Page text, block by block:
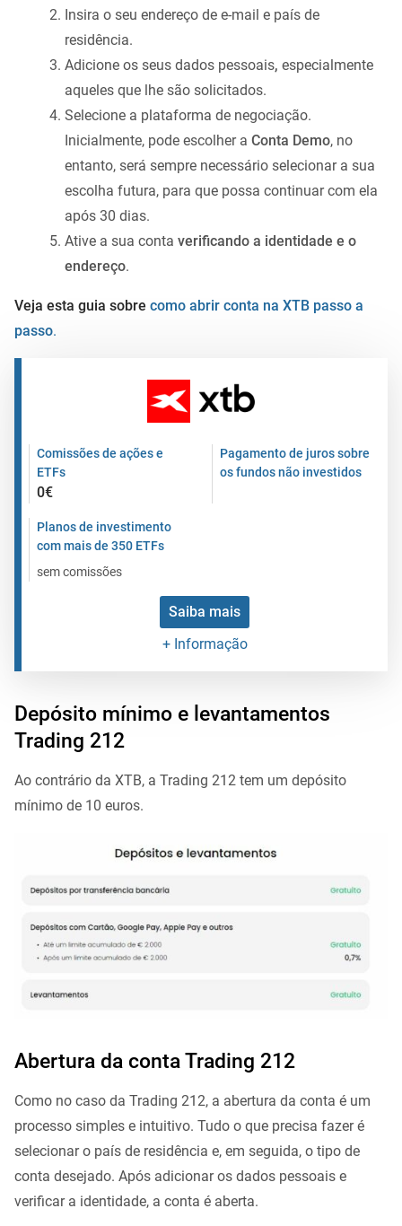
Insira o seu endereço de e-mail e país de
residência.
Adicione os seus dados pessoais, especialmente
aqueles que lhe são solicitados.
Selecione a plataforma de negociação.
Inicialmente, pode escolher a Conta Demo, no
entanto, será sempre necessário selecionar a sua
escolha futura, para que possa continuar com ela
após 30 dias.
Ative a sua conta verificando a identidade e o
endereço.
Veja esta guia sobre como abrir conta na XTB passo a
passo.
Comissões de ações e
ETFs
0€
Pagamento de juros sobre
os fundos não investidos
Planos de investimento
com mais de 350 ETFs
sem comissões
Saiba mais
+ Informação
Depósito mínimo e levantamentos
Trading 212
Ao contrário da XTB, a Trading 212 tem um depósito
mínimo de 10 euros.
Abertura da conta Trading 212
Como no caso da Trading 212, a abertura da conta é um
processo simples e intuitivo. Tudo o que precisa fazer é
selecionar o país de residência e, em seguida, o tipo de
conta desejado. Após adicionar os dados pessoais e
verificar a identidade, a conta é aberta.